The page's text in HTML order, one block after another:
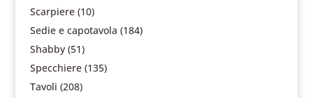
Scarpiere (10)
Sedie e capotavola (184)
Shabby (51)
Specchiere (135)
Tavoli (208)